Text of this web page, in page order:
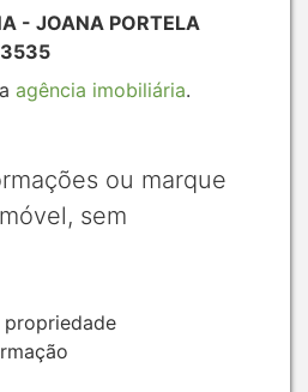
- JOANA PORTELA
agência imobiliária.
ou marque
sem